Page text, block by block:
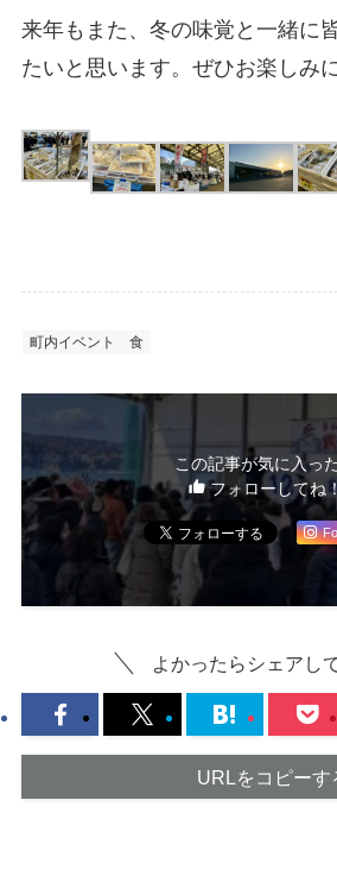
来年もまた、冬の味覚と一緒に
たいと思います。ぜひお楽しみに
町内イベント 食
この記事が気に入っ
フォローしてね
よかったらシェアし
URLをコピーす